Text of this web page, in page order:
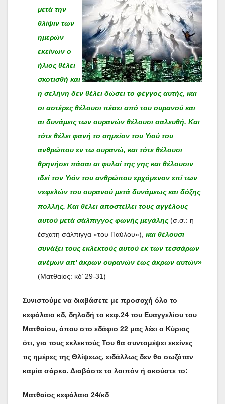
μετά την
θλίψιν των
ημερών
εκείνων ο
ήλιος θέλει
σκοτισθή και
η σελήνη δεν θέλει δώσει το φέγγος αυτής, και
οι αστέρες θέλουσι πέσει από του ουρανού και
αι δυνάμεις των ουρανών θέλουσι σαλευθή. Και
τότε θέλει φανή το σημείον του Υιού του
ανθρώπου εν τω ουρανώ, και τότε θέλουσι
θρηνήσει πάσαι αι φυλαί της γης και θέλουσιν
ιδεί τον Υιόν του ανθρώπου ερχόμενον επί των
νεφελών του ουρανού μετά δυνάμεως και δόξης
πολλής. Και θέλει αποστείλει τους αγγέλους
αυτού μετά σάλπιγγος φωνής μεγάλης(σ.σ.: η
έσχατη σάλπιγγα «του Παύλου»), και θέλουσι
συνάξει τους εκλεκτούς αυτού εκ των τεσσάρων
ανέμων απ' άκρων ουρανών έως άκρων αυτών»
(Ματθαίος: κδ’ 29-31)
Συνιστούμε να διαβάσετε με προσοχή όλο το
κεφάλαιο κδ, δηλαδή το κεφ.24 του Ευαγγελίου του
Ματθαίου, όπου στο εδάφιο 22 μας λέει ο Κύριος
ότι, για τους εκλεκτούς Του θα συντομέψει εκείνες
τις ημέρες της Θλίψεως, ειδάλλως δεν θα σωζόταν
καμία σάρκα. Διαβάστε το λοιπόν ή ακούστε το:
Ματθαίος κεφάλαιο 24/κδ